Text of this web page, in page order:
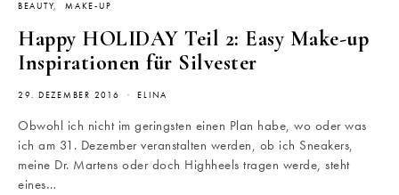
BEAUTY MAKE-UP
Happy HOLIDAY Teil 2: Easy Make-up
Inspirationen für Silvester
29. DEZEMBER 2016 ELINA
Obwohl ich nicht im geringsten einen Plan habe, wo oder was
ich am 31. Dezember veranstalten werden, ob ich Sneakers,
meine Dr. Martens oder doch Highheels tragen werde, steht
eines…